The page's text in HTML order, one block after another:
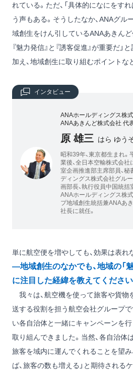
れている。ただ、「具体的になにをす
う声もある。そうしたなか、ANAグル
域創生をけん引しているANAあきんど
『魅力発信』と『誘客促進』が重要だ」
加え、地域創生に取り組むポイントな
インタビュー
ANAホールディングス株
ANAあきんど株式会社 代
原 雄三 はら ゆう
昭和39年、東京都生まれ
業後、全日本空輸株式会
室企画推進部主席部員、秘
ディングス株式会社グルー
画部長、執行役員中国統括
ANAホールディングス株
プ地域創生統括兼ANAあ
社長に就任。
単に航空便を増やしても、効果は表れ
―地域創生のなかでも、地域の「魅
に注目した経緯を教えてください
我々は、航空機を使って旅客や貨物
送する役割を担う航空会社グループで
い各自治体と一緒にキャンペーンを
取り組んできました。当然、各自治体
旅客を域内に運んでくれることを望み
ば、旅客の数も増える」と期待される